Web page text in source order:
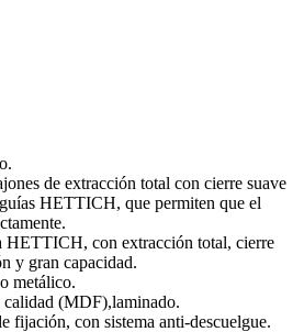
de extracción total con cierre suave
HETTICH, que permiten que el
HETTICH, con extracción total, cierre
y gran capacidad.
metálico.
calidad (MDF),laminado.
fijación, con sistema anti-descuelgue.